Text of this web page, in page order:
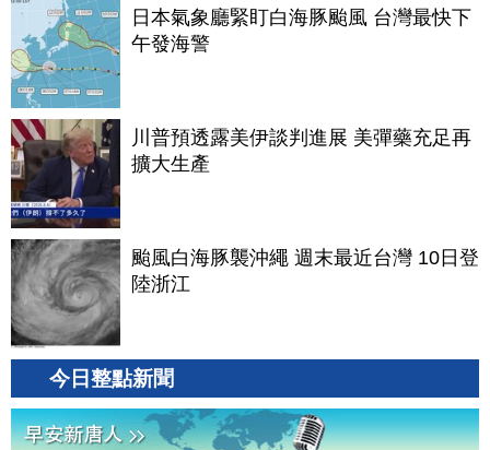
日本氣象廳緊盯白海豚颱風 台灣最快下
午發海警
川普預透露美伊談判進展 美彈藥充足再
擴大生產
颱風白海豚襲沖繩 週末最近台灣 10日登
陸浙江
今日整點新聞